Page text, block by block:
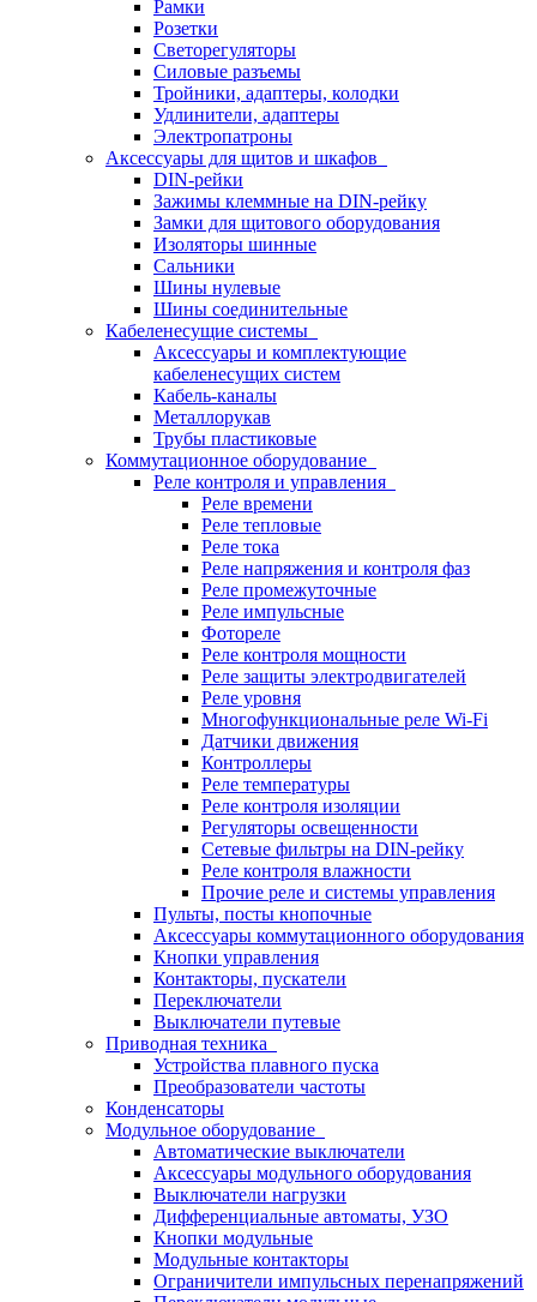
Рамки
Розетки
Светорегуляторы
Силовые разъемы
Тройники, адаптеры, колодки
Удлинители, адаптеры
Электропатроны
Аксессуары для щитов и шкафов
DIN-рейки
Зажимы клеммные на DIN-рейку
Замки для щитового оборудования
Изоляторы шинные
Сальники
Шины нулевые
Шины соединительные
Кабеленесущие системы
Аксессуары и комплектующие
кабеленесущих систем
Кабель-каналы
Металлорукав
Трубы пластиковые
Коммутационное оборудование
Реле контроля и управления
Реле времени
Реле тепловые
Реле тока
Реле напряжения и контроля фаз
Реле промежуточные
Реле импульсные
Фотореле
Реле контроля мощности
Реле защиты электродвигателей
Реле уровня
Многофункциональные реле Wi-Fi
Датчики движения
Контроллеры
Реле температуры
Реле контроля изоляции
Регуляторы освещенности
Сетевые фильтры на DIN-рейку
Реле контроля влажности
Прочие реле и системы управления
Пульты, посты кнопочные
Аксессуары коммутационного оборудования
Кнопки управления
Контакторы, пускатели
Переключатели
Выключатели путевые
Приводная техника
Устройства плавного пуска
Преобразователи частоты
Конденсаторы
Модульное оборудование
Автоматические выключатели
Аксессуары модульного оборудования
Выключатели нагрузки
Дифференциальные автоматы, УЗО
Кнопки модульные
Модульные контакторы
Ограничители импульсных перенапряжений